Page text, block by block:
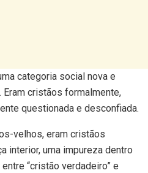
categoria social nova e
cristãos formalmente,
questionada e desconfiada.
velhos, eram cristãos
interior, uma impureza dentro
“cristão verdadeiro” e